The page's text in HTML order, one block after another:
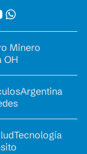
Minero
OH
Argentina
Tecnología